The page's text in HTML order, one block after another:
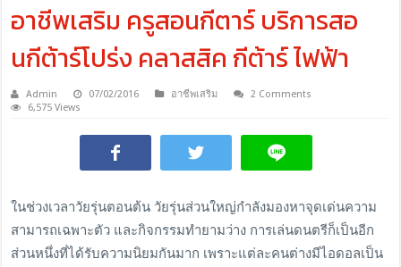
อาชีพเสริม ครูสอนกีตาร์ บริการสอ
นกีต้าร์โปร่ง คลาสสิค กีต้าร์ ไฟฟ้า
Admin 07/02/2016 อาชีพเสริม
2 Comments
6,575 Views
ในช่วงเวลาวัยรุ่นตอนต้น วัยรุ่นส่วนใหญ่กำลังมองหาจุดเด่นความ
สามารถเฉพาะตัว และกิจกรรมทำยามว่าง การเล่นดนตรีก็เป็นอีก
ส่วนหนึ่งที่ได้รับความนิยมกันมาก เพราะแต่ละคนต่างมีไอดอลเป็น